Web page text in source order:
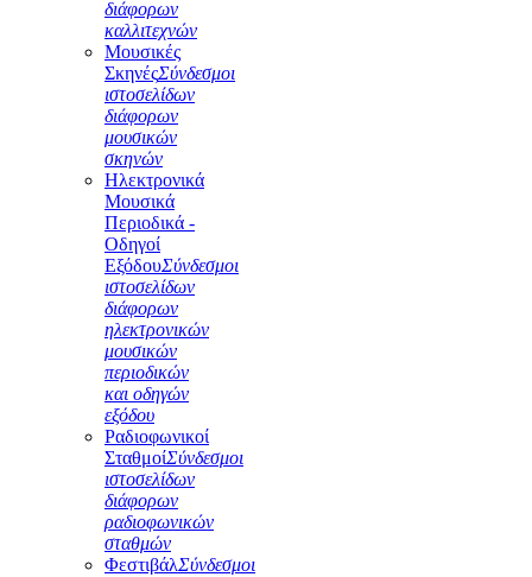
διάφορων
καλλιτεχνών
Μουσικές
ΣκηνέςΣύνδεσμοι
ιστοσελίδων
διάφορων
μουσικών
σκηνών
Ηλεκτρονικά
Μουσικά
Περιοδικά -
Οδηγοί
ΕξόδουΣύνδεσμοι
ιστοσελίδων
διάφορων
ηλεκτρονικών
μουσικών
περιοδικών
και οδηγών
εξόδου
Ραδιοφωνικοί
ΣταθμοίΣύνδεσμοι
ιστοσελίδων
διάφορων
ραδιοφωνικών
σταθμών
ΦεστιβάλΣύνδεσμοι